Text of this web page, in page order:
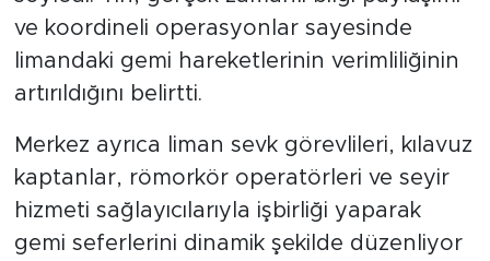
ve koordineli operasyonlar sayesinde
limandaki gemi hareketlerinin verimliliğinin
artırıldığını belirtti.
Merkez ayrıca liman sevk görevlileri, kılavuz
kaptanlar, römorkör operatörleri ve seyir
hizmeti sağlayıcılarıyla işbirliği yaparak
gemi seferlerini dinamik şekilde düzenliyor